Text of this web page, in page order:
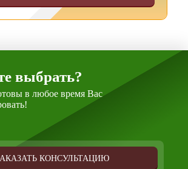
выбрать?
в любое время Вас
КОНСУЛЬТАЦИЮ